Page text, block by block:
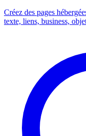
Créez des pages
texte, liens, business,